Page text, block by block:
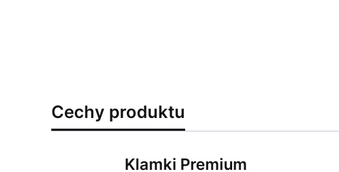
Cechy produktu
Klamki Premium